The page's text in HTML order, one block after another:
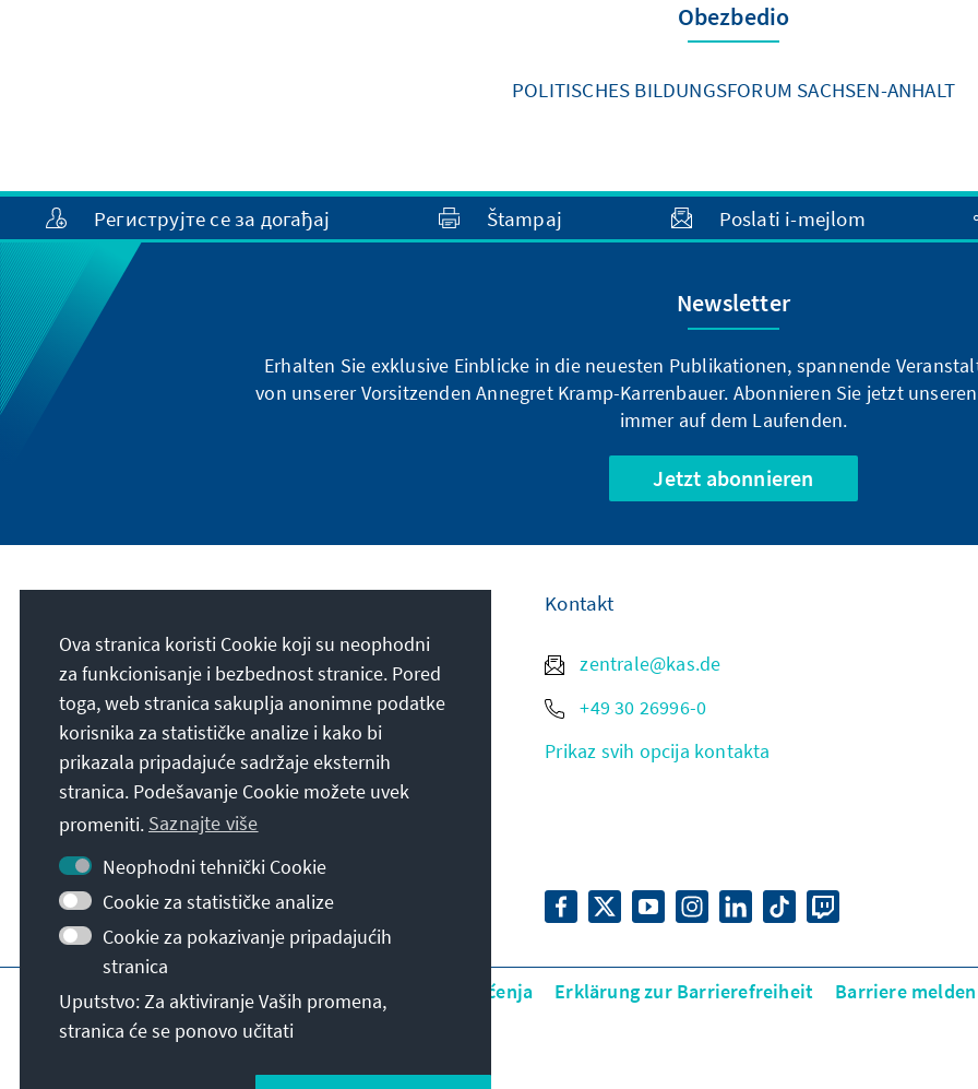
Obezbedio
POLITISCHES BILDUNGSFORUM SACHSEN-ANHALT
Региструјте се за догађај Štampaj Poslati i-mejlom
Newsletter
Erhalten Sie exklusive Einblicke in die neuesten Publikationen, spannende
von unserer Vorsitzenden Annegret Kramp-Karrenbauer. Abonnieren Sie jetzt
immer auf dem Laufenden.
Jetzt abonnieren
Die Konrad-Adenauer-Stiftung setzt sich
national und international durch politische
Bildung für Frieden, Freiheit und
Gerechtigkeit ein. Wir fördern und bewahren
freiheitliche Demokratie, die Soziale
Marktwirtschaft und die Entwicklung und
Festigung des Wertekonsenses.
Naša misija
Kontakt
zentrale@kas.de
+49 30 26996-0
Prikaz svih opcija kontakta
Impresum Zaštita podataka Uslovi korišćenja Erklärung zur Barrierefreiheit Barriere melden
Ova stranica koristi Cookie koji su neophodni
za funkcionisanje i bezbednost stranice. Pored
toga, web stranica sakuplja anonimne podatke
korisnika za statističke analize i kako bi
prikazala pripadajuće sadržaje eksternih
stranica. Podešavanje Cookie možete uvek
promeniti. Saznajte više
Neophodni tehnički Cookie
Cookie za statističke analize
Cookie za pokazivanje pripadajućih
stranica
Uputstvo: Za aktiviranje Vaših promena,
stranica će se ponovo učitati